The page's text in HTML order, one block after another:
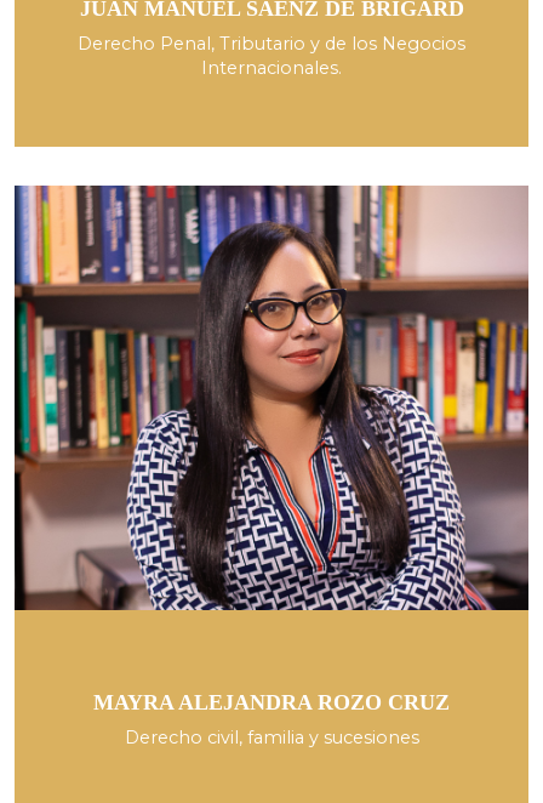
JUAN MANUEL SÁENZ DE BRIGARD
Derecho Penal, Tributario y de los Negocios
Internacionales.
MAYRA ALEJANDRA ROZO CRUZ
Derecho civil, familia y sucesiones